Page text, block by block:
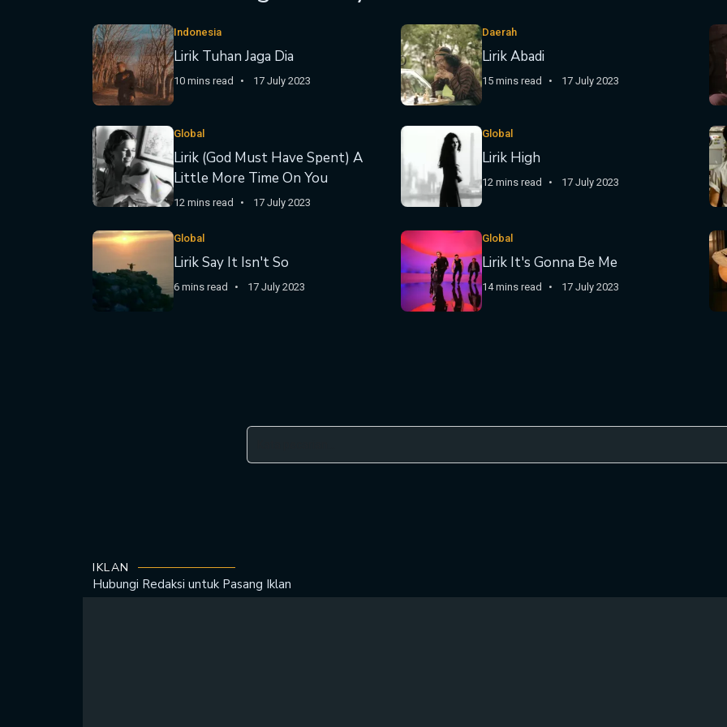
Indonesia
Lirik Tuhan Jaga Dia
10 mins read 17 July 2023
Daerah
Lirik Abadi
15 mins read 17 July 2023
Global
Lirik (God Must Have Spent) A
Little More Time On You
12 mins read 17 July 2023
Global
Lirik High
12 mins read 17 July 2023
Global
Lirik Say It Isn't So
6 mins read 17 July 2023
Global
Lirik It's Gonna Be Me
14 mins read 17 July 2023
IKLAN
Hubungi Redaksi untuk Pasang Iklan